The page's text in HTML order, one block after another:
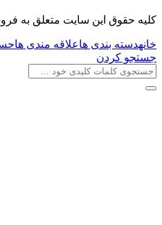
کليه حقوق اين سايت متعلق به
خانهدسته بندی هاعلاقه مندی ها
جستجو کردن